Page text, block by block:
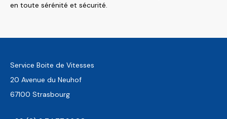
en toute sérénité et sécurité.
Service Boite de Vitesses
20 Avenue du Neuhof
67100 Strasbourg